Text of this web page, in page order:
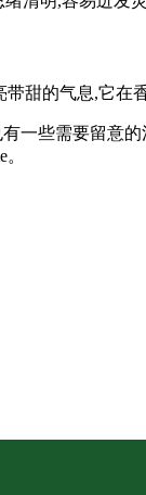
甜的气息,它在
些需要留意